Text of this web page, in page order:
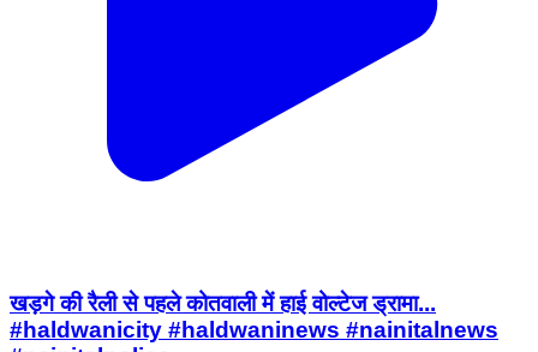
खड़गे की रैली से पहले कोतवाली में हाई वोल्टेज ड्रामा...
#haldwanicity #haldwaninews #nainitalnews